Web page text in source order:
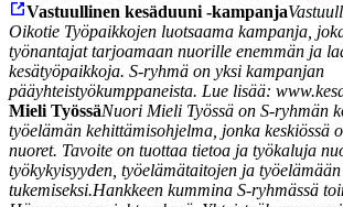
Vastuullinen kesäduuni -kampanja
Oikotie Työpaikkojen luotsaama kampanja,
työnantajat tarjoamaan nuorille enemmän ja
kesätyöpaikkoja. S-ryhmä on yksi kampanjan
pääyhteistyökumppaneista. Lue lisää:
Mieli TyössäNuori Mieli Työssä on S-ryhmän
työelämän kehittämisohjelma, jonka keskiössä
nuoret. Tavoite on tuottaa tietoa ja työkaluja
työkykyisyyden, työelämätaitojen ja
tukemiseksi.Hankkeen kummina S-ryhmässä